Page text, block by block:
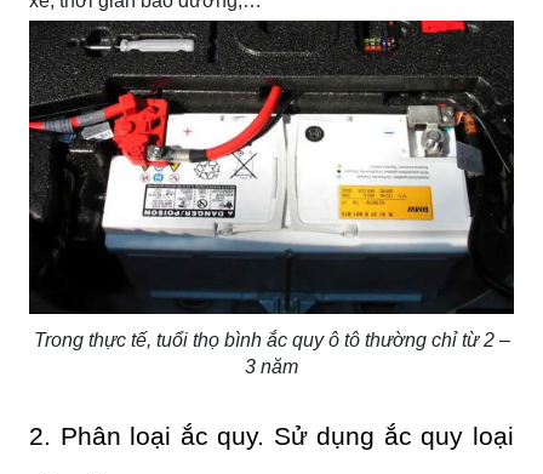
Trong thực tế, tuổi thọ bình ắc quy ô tô thường chỉ từ 2 –
3 năm
2. Phân loại ắc quy. Sử dụng ắc quy loại